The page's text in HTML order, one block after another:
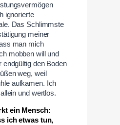
ignorierte
Das Schlimmste
meiner
man mich
mobben will und
endgültig den Boden
weg, weil
aufkamen. Ich
und wertlos.
ein Mensch:
ich etwas tun,